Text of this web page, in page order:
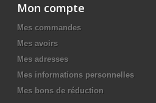
Mon compte
Mes commandes
Mes avoirs
Mes adresses
Mes informations personnelles
Mes bons de réduction